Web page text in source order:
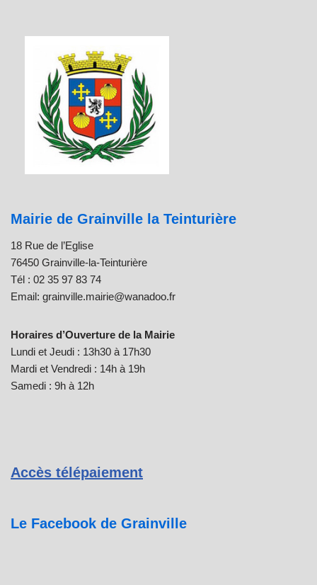
Mairie de Grainville la Teinturière
18 Rue de l’Eglise
76450 Grainville-la-Teinturière
Tél : 02 35 97 83 74
Email: grainville.mairie@wanadoo.fr
Horaires d’Ouverture de la Mairie
Lundi et Jeudi : 13h30 à 17h30
Mardi et Vendredi : 14h à 19h
Samedi : 9h à 12h
Accès télépaiement
Le Facebook de Grainville